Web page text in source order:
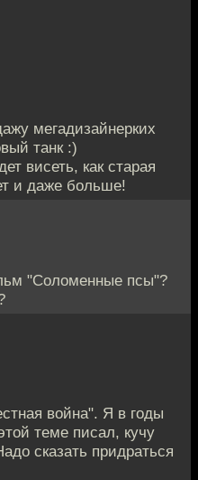
мегадизайнерких
танк :)
висеть, как старая
и даже больше!
"Соломенные псы"?
война". Я в годы
теме писал, кучу
сказать придраться